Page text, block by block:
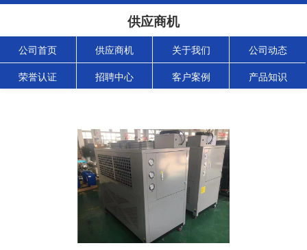
供应商机
公司首页 供应商机 关于我们 公司动态
荣誉认证 招聘中心 客户案例 产品知识